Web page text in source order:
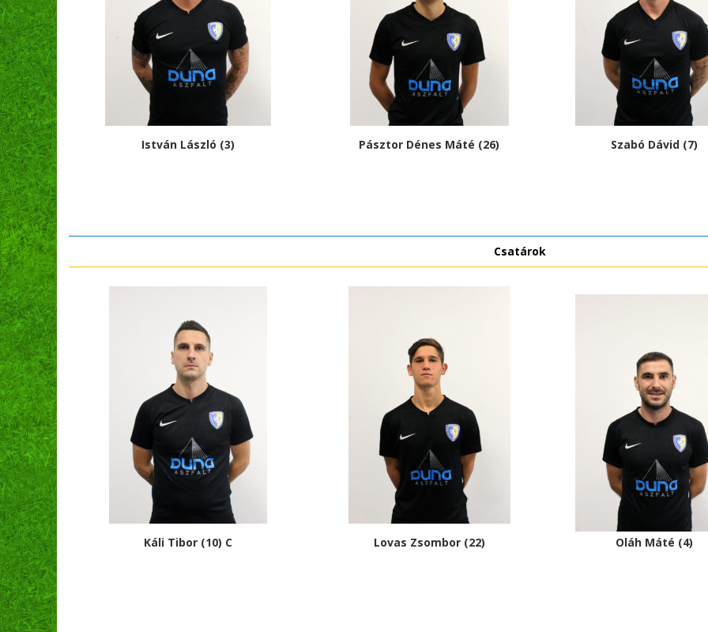
István László (3) Pásztor Dénes Máté (26) Szabó Dávid (7)
Csatárok
Káli Tibor (10) C Lovas Zsombor (22) Oláh Máté (4)